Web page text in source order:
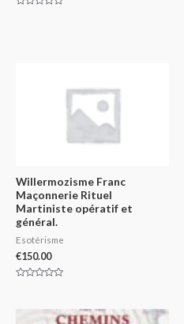
Willermozisme Franc
Maçonnerie Rituel
Martiniste opératif et
général.
Esotérisme
€150.00